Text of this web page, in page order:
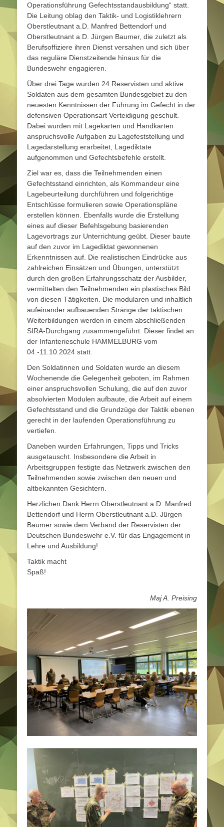
Operationsführung Gefechtsstandausbildung“ statt.
Die Leitung oblag den Taktik- und Logistiklehrern
Oberstleutnant a.D. Manfred Bettendorf und
Oberstleutnant a.D. Jürgen Baumer, die zuletzt als
Berufsoffiziere ihren Dienst versahen und sich über
das reguläre Dienstzeitende hinaus für die
Bundeswehr engagieren.
Über drei Tage wurden 24 Reservisten und aktive
Soldaten aus dem gesamten Bundesgebiet zu den
neuesten Kenntnissen der Führung im Gefecht in der
defensiven Operationsart Verteidigung geschult.
Dabei wurden mit Lagekarten und Handkarten
anspruchsvolle Aufgaben zu Lagefeststellung und
Lagedarstellung erarbeitet, Lagediktate
aufgenommen und Gefechtsbefehle erstellt.
Ziel war es, dass die Teilnehmenden einen
Gefechtsstand einrichten, als Kommandeur eine
Lagebeurteilung durchführen und folgerichtige
Entschlüsse formulieren sowie Operationspläne
erstellen können. Ebenfalls wurde die Erstellung
eines auf dieser Befehlsgebung basierenden
Lagevortrags zur Unterrichtung geübt. Dieser baute
auf den zuvor im Lagediktat gewonnenen
Erkenntnissen auf. Die realistischen Eindrücke aus
zahlreichen Einsätzen und Übungen, unterstützt
durch den großen Erfahrungsschatz der Ausbilder,
vermittelten den Teilnehmenden ein plastisches Bild
von diesen Tätigkeiten. Die modularen und inhaltlich
aufeinander aufbauenden Stränge der taktischen
Weiterbildungen werden in einem abschließenden
SIRA-Durchgang zusammengeführt. Dieser findet an
der Infanterieschule HAMMELBURG vom
04.-11.10.2024 statt.
Den Soldatinnen und Soldaten wurde an diesem
Wochenende die Gelegenheit geboten, im Rahmen
einer anspruchsvollen Schulung, die auf den zuvor
absolvierten Modulen aufbaute, die Arbeit auf einem
Gefechtsstand und die Grundzüge der Taktik ebenen
gerecht in der laufenden Operationsführung zu
vertiefen.
Daneben wurden Erfahrungen, Tipps und Tricks
ausgetauscht. Insbesondere die Arbeit in
Arbeitsgruppen festigte das Netzwerk zwischen den
Teilnehmenden sowie zwischen den neuen und
altbekannten Gesichtern.
Herzlichen Dank Herrn Oberstleutnant a.D. Manfred
Bettendorf und Herrn Oberstleutnant a.D. Jürgen
Baumer sowie dem Verband der Reservisten der
Deutschen Bundeswehr e.V. für das Engagement in
Lehre und Ausbildung!
Taktik macht
Spaß!
Maj A. Preising